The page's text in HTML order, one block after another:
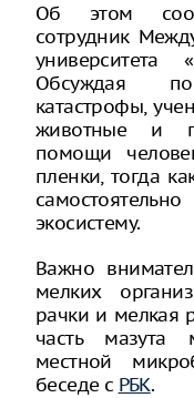
Об этом
сотрудник
университета
Обсуждая
катастрофы,
животные и
помощи
пленки, тогда
экосистему.
Важно
мелких
рачки и мелкая
часть мазута
местной
беседе с РБК.